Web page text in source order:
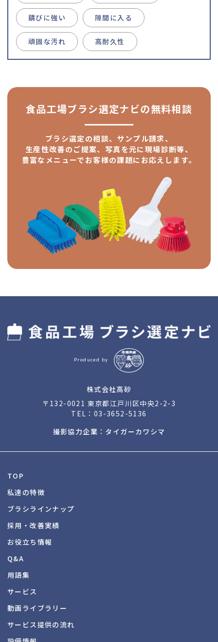
錆びに強い 隙間に入る
頑固な汚れ 高耐久性
食品工場ブラシ選定ナビの無料相談
ブラシ選定の相談、サンプル請求、
生産性改善のご提案、 写真を元に現場診断等、
豊富なメニューでお客様の課題にお応えします。
Produced by
株式会社高砂
〒132-0021 東京都江戸川区中央2-2-3
TEL： 03-3652-5136
撮影協力企業：タイガーカワシマ
TOP
私達の特徴
ブラシラインナップ
採用・改善実績
お役立ち情報
Q&A
用語集
サービス
動画ライブラリー
サービス提供の流れ